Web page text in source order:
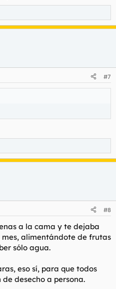
#7
#8
a la cama y te dejaba
alimentándote de frutas
sólo agua.
eso sí, para que todos
desecho a persona.